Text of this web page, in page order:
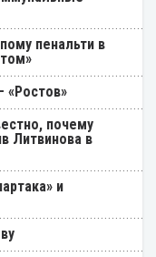
пенальти в
«Ростов»
почему
Литвинова в
и